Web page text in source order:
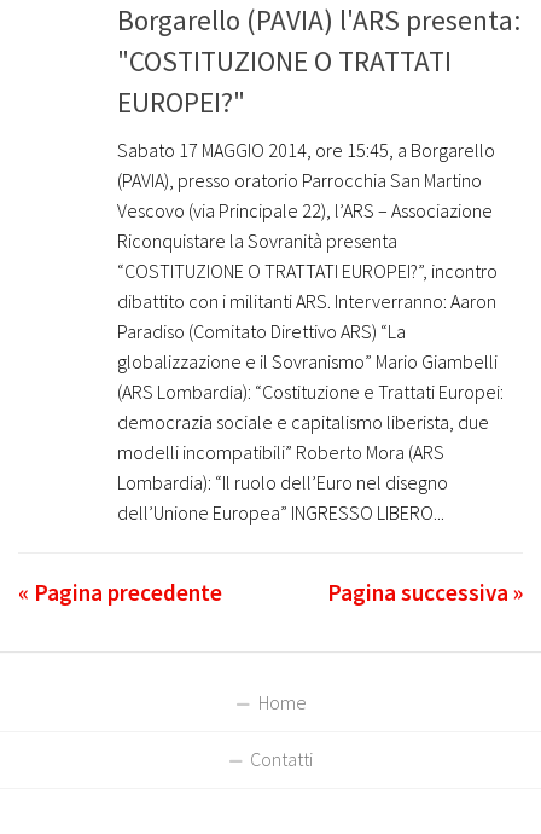
Borgarello (PAVIA) l'ARS presenta:
"COSTITUZIONE O TRATTATI
EUROPEI?"
Sabato 17 MAGGIO 2014, ore 15:45, a Borgarello
(PAVIA), presso oratorio Parrocchia San Martino
Vescovo (via Principale 22), l’ARS – Associazione
Riconquistare la Sovranità presenta
“COSTITUZIONE O TRATTATI EUROPEI?”, incontro
dibattito con i militanti ARS. Interverranno: Aaron
Paradiso (Comitato Direttivo ARS) “La
globalizzazione e il Sovranismo” Mario Giambelli
(ARS Lombardia): “Costituzione e Trattati Europei:
democrazia sociale e capitalismo liberista, due
modelli incompatibili” Roberto Mora (ARS
Lombardia): “Il ruolo dell’Euro nel disegno
dell’Unione Europea” INGRESSO LIBERO...
« Pagina precedente Pagina successiva »
Home
Contatti